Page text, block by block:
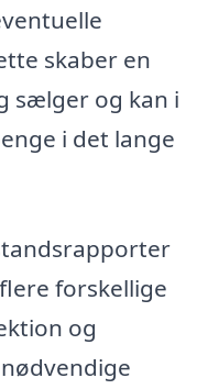
skaber en
sælger og kan i
i det lange
forskellige
og